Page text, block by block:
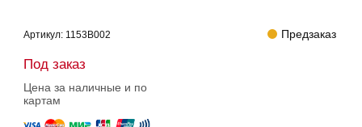
Артикул: 1153B002 Предзаказ
Под заказ
Цена за наличные и по
картам